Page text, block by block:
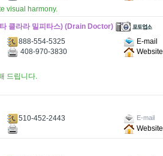
visual harmony.
클라라 밀피타스) (Drain Doctor)
888-554-5325
E-mail
408-970-3830
Website
드립니다.
510-452-2443 E-mail
Website